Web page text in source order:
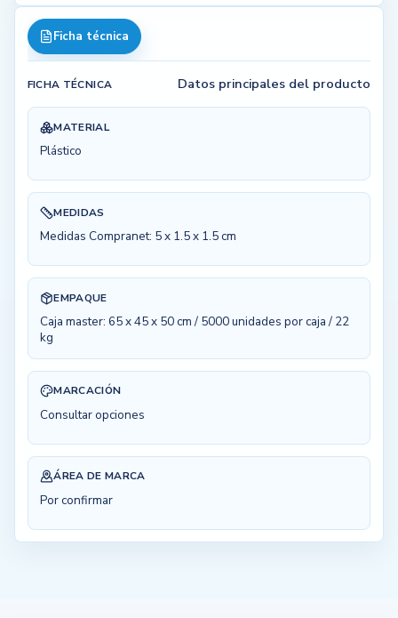
Ficha técnica
FICHA TÉCNICA Datos principales del producto
MATERIAL
Plástico
MEDIDAS
Medidas Compranet: 5 x 1.5 x 1.5 cm
EMPAQUE
Caja master: 65 x 45 x 50 cm / 5000 unidades por caja / 22
kg
MARCACIÓN
Consultar opciones
ÁREA DE MARCA
Por confirmar